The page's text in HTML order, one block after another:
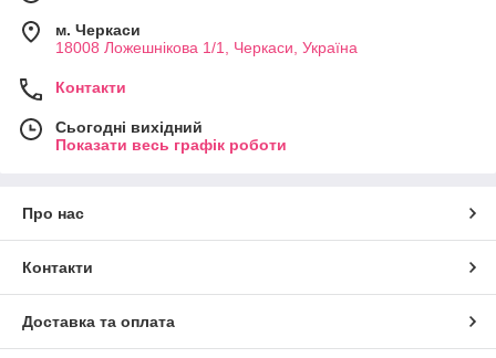
м. Черкаси
18008 Ложешнікова 1/1, Черкаси, Україна
Контакти
Сьогодні вихідний
Показати весь графік роботи
Про нас
Контакти
Доставка та оплата